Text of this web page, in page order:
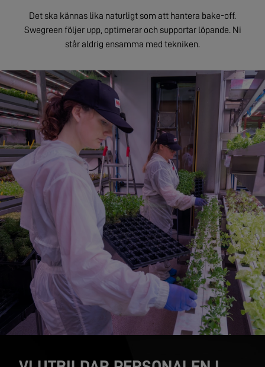
Det ska kännas lika naturligt som att hantera bake-off.
Swegreen följer upp, optimerar och supportar löpande. Ni
står aldrig ensamma med tekniken.